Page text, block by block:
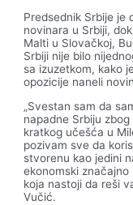
Predsednik Srbije je
novinara u Srbiji,
Malti u Slovačkoj,
Srbiji nije bilo
sa izuzetkom, kako
opozicije naneli
„Svestan sam da
napadne Srbiju
kratkog učešća u
pozivam sve da
stvorenu kao jedini
ekonomski
koja nastoji da reši
Vučić.